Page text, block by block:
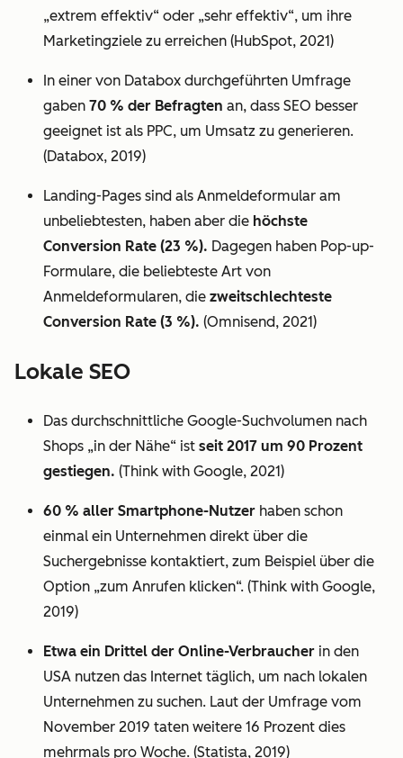
„extrem effektiv“ oder „sehr effektiv“, um ihre
Marketingziele zu erreichen (HubSpot, 2021)
In einer von Databox durchgeführten Umfrage
gaben 70 % der Befragten an, dass SEO besser
geeignet ist als PPC, um Umsatz zu generieren.
(Databox, 2019)
Landing-Pages sind als Anmeldeformular am
unbeliebtesten, haben aber die höchste
Conversion Rate (23 %). Dagegen haben Pop-up-
Formulare, die beliebteste Art von
Anmeldeformularen, die zweitschlechteste
Conversion Rate (3 %). (Omnisend, 2021)
Lokale SEO
Das durchschnittliche Google-Suchvolumen nach
Shops „in der Nähe“ ist seit 2017 um 90 Prozent
gestiegen. (Think with Google, 2021)
60 % aller Smartphone-Nutzer haben schon
einmal ein Unternehmen direkt über die
Suchergebnisse kontaktiert, zum Beispiel über die
Option „zum Anrufen klicken“. (Think with Google,
2019)
Etwa ein Drittel der Online-Verbraucher in den
USA nutzen das Internet täglich, um nach lokalen
Unternehmen zu suchen. Laut der Umfrage vom
November 2019 taten weitere 16 Prozent dies
mehrmals pro Woche. (Statista, 2019)